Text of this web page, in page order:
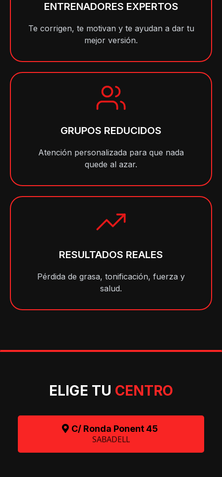
ENTRENADORES EXPERTOS
Te corrigen, te motivan y te ayudan a dar tu
mejor versión.
GRUPOS REDUCIDOS
Atención personalizada para que nada
quede al azar.
RESULTADOS REALES
Pérdida de grasa, tonificación, fuerza y
salud.
ELIGE TU CENTRO
C/ Ronda Ponent 45
SABADELL